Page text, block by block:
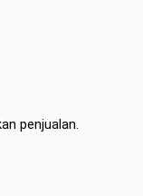
penjualan.